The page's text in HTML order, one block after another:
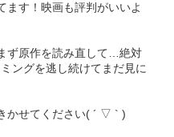
ます！映画も評判がいいよ
ず原作を読み直して…絶対
ングを逃し続けてまだ見に
かせてください( ´ ▽ ` )